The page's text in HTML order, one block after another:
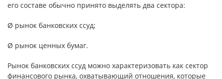
его составе обычно принято выделять два сектора:
Ø рынок банковских ссуд;
Ø рынок ценных бумаг.
Рынок банковских ссуд можно характеризовать как сектор
финансового рынка, охватывающий отношения, которые